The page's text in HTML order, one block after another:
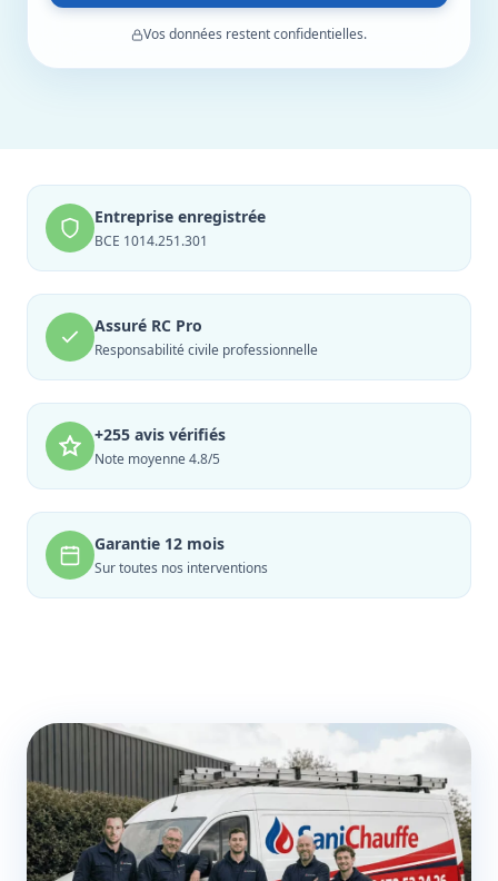
Vos données restent confidentielles.
Entreprise enregistrée
BCE 1014.251.301
Assuré RC Pro
Responsabilité civile professionnelle
+255 avis vérifiés
Note moyenne 4.8/5
Garantie 12 mois
Sur toutes nos interventions